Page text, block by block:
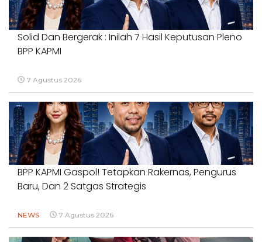
Solid Dan Bergerak : Inilah 7 Hasil Keputusan Pleno
BPP KAPMI
7 Agustus 2026
BPP KAPMI Gaspol! Tetapkan Rakernas, Pengurus
Baru, Dan 2 Satgas Strategis
NEWS 7 Agustus 2026